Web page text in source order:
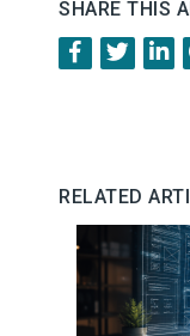
SHARE THIS
RELATED